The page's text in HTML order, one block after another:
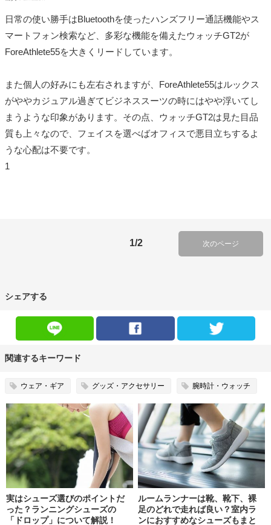
日常の使い勝手はBluetoothを使ったハンズフリー通話機能やス
マートフォン検索など、多彩な機能を備えたウォッチGT2が
ForeAthlete55を大きくリードしています。
また個人の好みにも左右されますが、ForeAthlete55はルックス
がややカジュアル過ぎてビジネススーツの時にはやや浮いてし
まうような印象があります。その点、ウォッチGT2は見た目品
質も上々なので、フェイスを選べばオフィスで悪目立ちするよ
うな心配は不要です。
1
1/2 次のページ
シェアする
関連するキーワード
ウェア・ギア グッズ・アクセサリー 腕時計・ウォッチ
実はシューズ選びのポイントだ
った？ランニングシューズの
「ドロップ」について解説！
ルームランナーは靴、靴下、裸
足のどれで走れば良い？室内ラ
ンにおすすめなシューズもまと